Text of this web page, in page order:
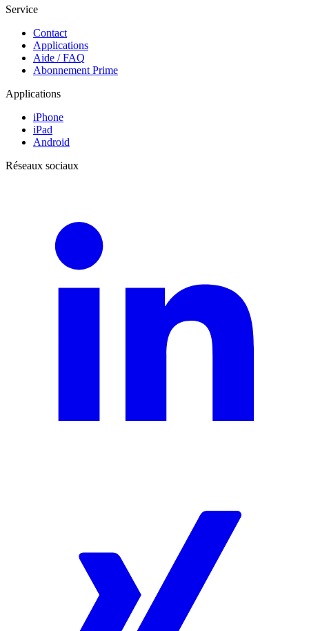
Service
Contact
Applications
Aide / FAQ
Abonnement Prime
Applications
iPhone
iPad
Android
Réseaux sociaux